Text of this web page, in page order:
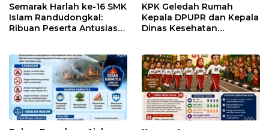
Semarak Harlah ke-16 SMK
Islam Randudongkal:
Ribuan Peserta Antusias
KPK Geledah Rumah
Kepala DPUPR dan Kepala
Dinas Kesehatan